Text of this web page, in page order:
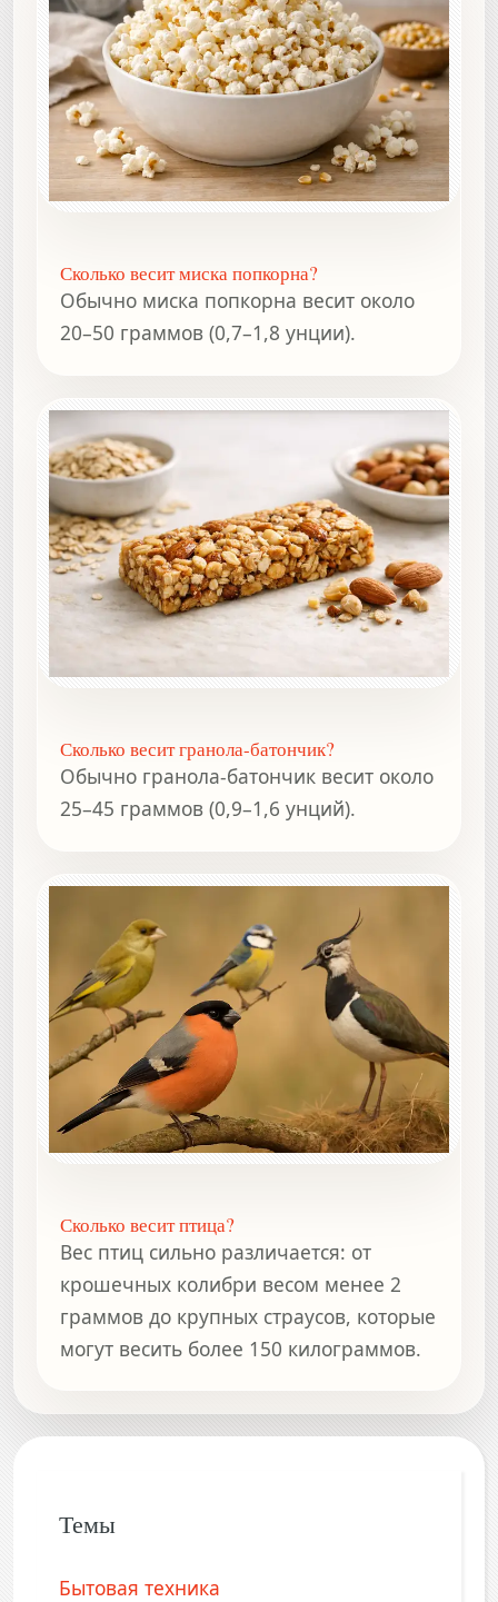
Сколько весит миска попкорна?
Обычно миска попкорна весит около
20–50 граммов (0,7–1,8 унции).
Сколько весит гранола-батончик?
Обычно гранола-батончик весит около
25–45 граммов (0,9–1,6 унций).
Сколько весит птица?
Вес птиц сильно различается: от
крошечных колибри весом менее 2
граммов до крупных страусов, которые
могут весить более 150 килограммов.
Темы
Бытовая техника